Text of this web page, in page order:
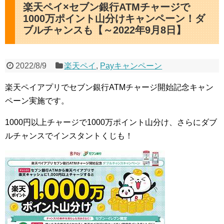
楽天ペイ×セブン銀行ATMチャージで
1000万ポイント山分けキャンペーン！ダ
ブルチャンスも【～2022年9月8日】
2022/8/9 楽天ペイ , Payキャンペーン
楽天ペイアプリでセブン銀行ATMチャージ開始記念キャン
ペーン実施です。
1000円以上チャージで1000万ポイント山分け、さらにダブ
ルチャンスでインスタントくじも！